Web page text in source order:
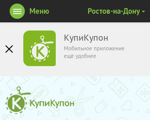
КупиКупон
Мобильное приложение
ещё удобнее
Меню Ростов-на-Дону